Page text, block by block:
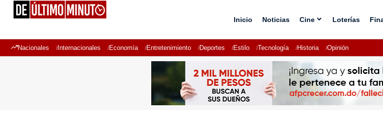
Inicio Noticias Cine Loterías
Nacionales Internacionales Economía Entretenimiento Deportes Estilo Tecnología Historia Opinión